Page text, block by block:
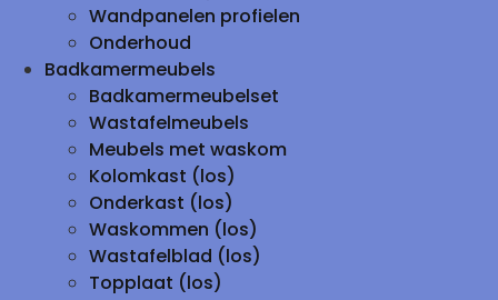
Wandpanelen profielen
Onderhoud
Badkamermeubels
Badkamermeubelset
Wastafelmeubels
Meubels met waskom
Kolomkast (los)
Onderkast (los)
Waskommen (los)
Wastafelblad (los)
Topplaat (los)